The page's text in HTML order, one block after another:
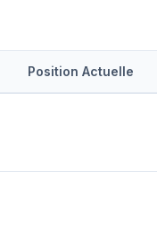
Position Actuelle